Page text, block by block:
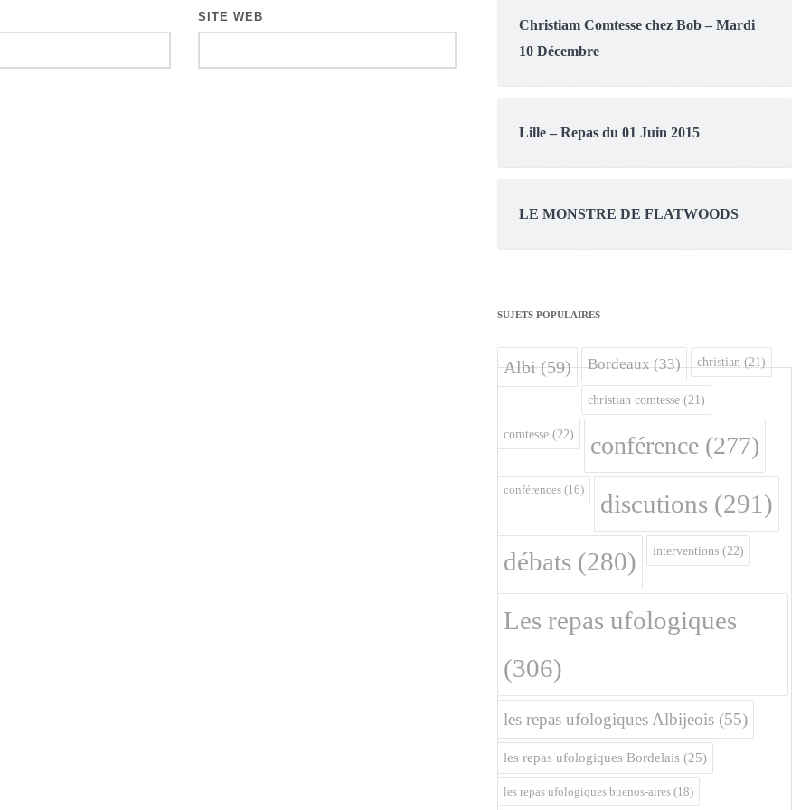
SITE WEB
Christiam Comtesse chez Bob – Mardi
10 Décembre
Lille – Repas du 01 Juin 2015
LE MONSTRE DE FLATWOODS
SUJETS POPULAIRES
Albi(59) Bordeaux(33) christian (21)
christian comtesse (21)
comtesse (22) conférence (277)
conférences (16) discutions (291)
débats (280) interventions (22)
Les repas ufologiques
(306)
les repas ufologiques Albijeois (55)
les repas ufologiques Bordelais (25)
les repas ufologiques buenos-aires (18)